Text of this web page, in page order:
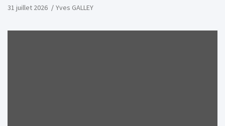
31 juillet 2026 Yves GALLEY